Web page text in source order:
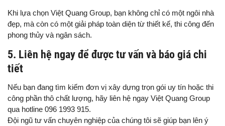
Khi lựa chọn Việt Quang Group, bạn không chỉ có một ngôi nhà
đẹp, mà còn có một giải pháp toàn diện từ thiết kế, thi công đến
phong thủy và ngân sách.
5. Liên hệ ngay để được tư vấn và báo giá chi
tiết
Nếu bạn đang tìm kiếm đơn vị xây dựng trọn gói uy tín hoặc thi
công phần thô chất lượng, hãy liên hệ ngay Việt Quang Group
qua hotline 096 1993 915.
Đội ngũ tư vấn chuyên nghiệp của chúng tôi sẽ giúp bạn lên ý